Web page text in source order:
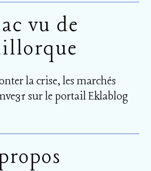
vu de
la crise, les marchés
sur le portail Eklablog